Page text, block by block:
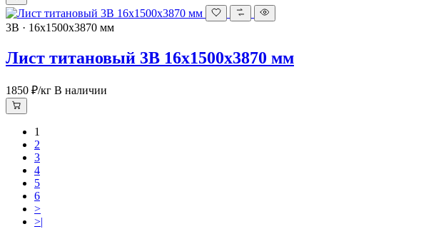
3В · 16х1500х3870 мм
Лист титановый 3В 16х1500х3870 мм
1850 ₽/кг В наличии
1
2
3
4
5
6
>
>|